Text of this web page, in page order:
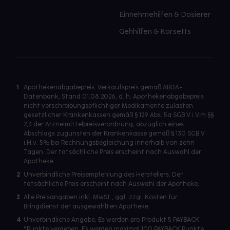
Einnehmehilfen & Dosierer
Gehhilfen & Korsetts
1
Apothekenabgabepreis: Verkaufspreis gemäß ABDA-
Datenbank, Stand 01.08.2026, d. h. Apothekenabgabepreis
nicht verschreibungspflichtiger Medikamente zulasten
gesetzlicher Krankenkassen gemäß § 129 Abs. 5a SGB V i.V.m §§
2,3 der Arzneimittelpreisverordnung, abzüglich eines
Abschlags zugunsten der Krankenkasse gemäß § 130 SGB V
i.H.v. 5% bei Rechnungsbegleichung innerhalb von zehn
Tagen. Der tatsächliche Preis erscheint nach Auswahl der
Apotheke.
2 Unverbindliche Preisempfehlung des Herstellers. Der
tatsächliche Preis erscheint nach Auswahl der Apotheke.
3 Alle Preisangaben inkl. MwSt., ggf. zzgl. Kosten für
Bringdienst der ausgewählten Apotheke.
4 Unverbindliche Angabe. Es werden pro Produkt 5 PAYBACK